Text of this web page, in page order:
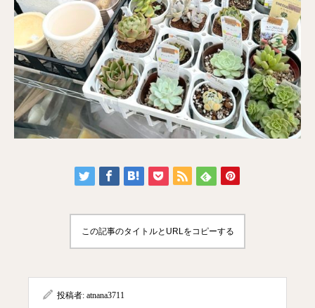
この記事のタイトルとURLをコピーする
投稿者: atnana3711